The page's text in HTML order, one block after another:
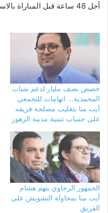
أجل 48 ساعة قبل المباراة بالاستضافة بميدان خصمه
خصص نصف مليار لدعم شباب
المحمدية… اتهامات للتجمعي
آيت منا بتغليب مصلحة فريقه
على حساب تنمية مدينة الزهور
الجمهور الرجاوي يتهم هشام
أيت منا بمحاولة التشويش على
الفريق